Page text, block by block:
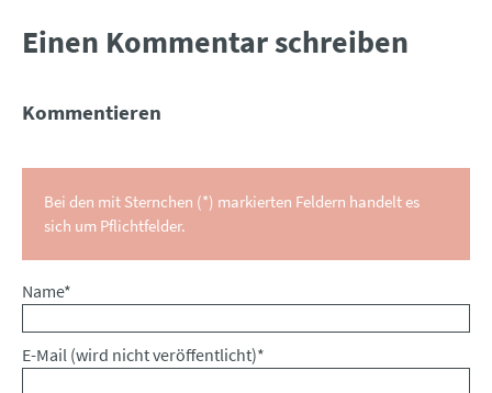
Einen Kommentar schreiben
Kommentieren
Bei den mit Sternchen (*) markierten Feldern handelt es
sich um Pflichtfelder.
Pflichtfeld
Name*
Pflichtfeld
E-Mail (wird nicht veröffentlicht)*